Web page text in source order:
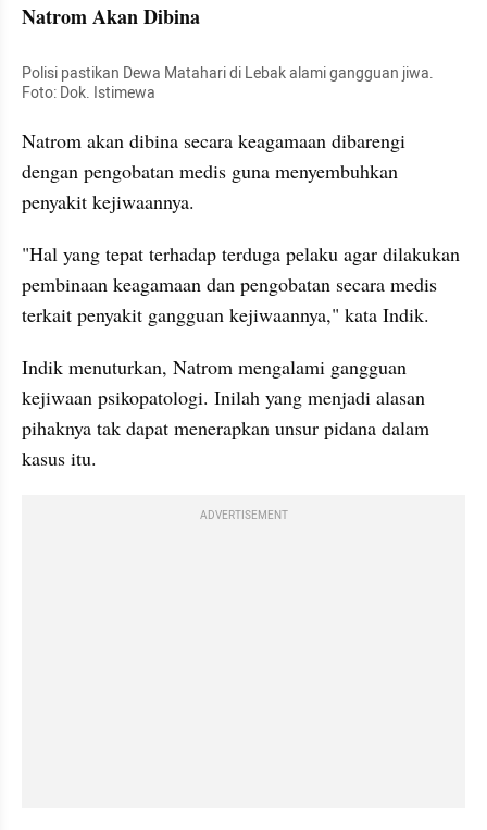
Natrom Akan Dibina
Polisi pastikan Dewa Matahari di Lebak alami gangguan jiwa.
Foto: Dok. Istimewa
Natrom akan dibina secara keagamaan dibarengi
dengan pengobatan medis guna menyembuhkan
penyakit kejiwaannya.
"Hal yang tepat terhadap terduga pelaku agar dilakukan
pembinaan keagamaan dan pengobatan secara medis
terkait penyakit gangguan kejiwaannya," kata Indik.
Indik menuturkan, Natrom mengalami gangguan
kejiwaan psikopatologi. Inilah yang menjadi alasan
pihaknya tak dapat menerapkan unsur pidana dalam
kasus itu.
ADVERTISEMENT